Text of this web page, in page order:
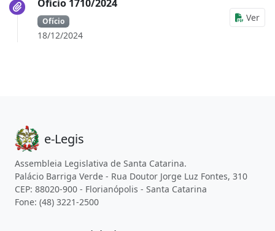
Ofício 1710/2024
Ofício
18/12/2024
Ver
e-Legis
Assembleia Legislativa de Santa Catarina.
Palácio Barriga Verde - Rua Doutor Jorge Luz Fontes, 310
CEP: 88020-900 - Florianópolis - Santa Catarina
Fone: (48) 3221-2500